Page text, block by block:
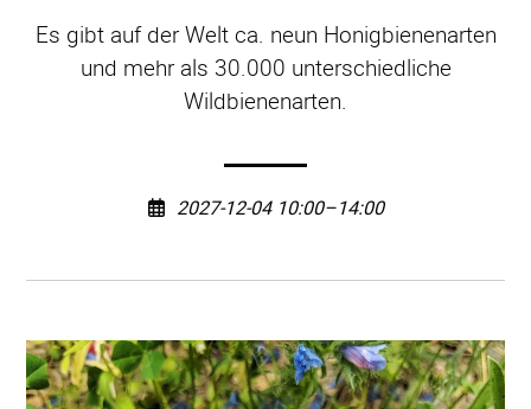
Es gibt auf der Welt ca. neun Honigbienenarten
und mehr als 30.000 unterschiedliche
Wildbienenarten.
2027-12-04 10:00–14:00